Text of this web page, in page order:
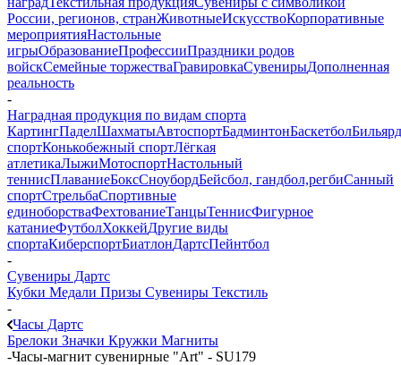
России, регионов, странЖивотныеИскусствоКорпоративные
мероприятияНастольные
игрыОбразованиеПрофессииПраздники родов
войскСемейные торжестваГравировкаСувенирыДополненная
реальность
-
Наградная продукция по видам спорта
КартингПаделШахматыАвтоспортБадминтонБаскетболБильярд
спортКонькобежный спортЛёгкая
атлетикаЛыжиМотоспортНастольный
теннисПлаваниеБоксСноубордБейсбол, гандбол,регбиСанный
спортСтрельбаСпортивные
единоборстваФехтованиеТанцыТеннисФигурное
катаниеФутболХоккейДругие виды
спортаКиберспортБиатлонДартсПейнтбол
-
Сувениры Дартс
Кубки Медали Призы Сувениры Текстиль
-
Часы Дартс
Брелоки Значки Кружки Магниты
-Часы-магнит сувенирные "Art" - SU179